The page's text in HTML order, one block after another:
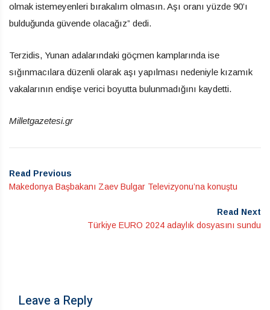
olmak istemeyenleri bırakalım olmasın. Aşı oranı yüzde 90’ı
bulduğunda güvende olacağız” dedi.
Terzidis, Yunan adalarındaki göçmen kamplarında ise
sığınmacılara düzenli olarak aşı yapılması nedeniyle kızamık
vakalarının endişe verici boyutta bulunmadığını kaydetti.
Milletgazetesi.gr
Read Previous
Makedonya Başbakanı Zaev Bulgar Televizyonu’na konuştu
Read Next
Türkiye EURO 2024 adaylık dosyasını sundu
Leave a Reply